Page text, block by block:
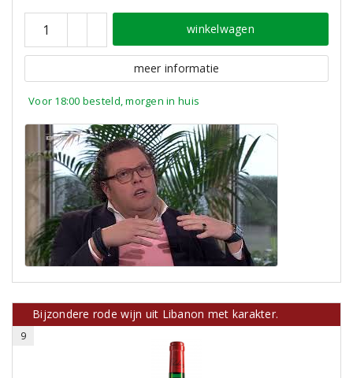
winkelwagen
meer informatie
Voor 18:00 besteld, morgen in huis
Bijzondere rode wijn uit Libanon met karakter.
9